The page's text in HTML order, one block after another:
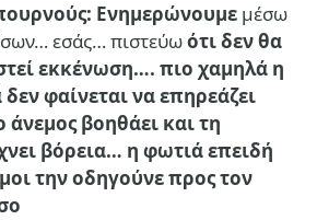
Ενημερώνουμε μέσω
εσάς… πιστεύωότι δεν θα
εκκένωση…. πιο χαμηλά η
φαίνεται να επηρεάζει
άνεμος βοηθάει και τη
βόρεια… η φωτιά επειδή
την οδηγούνε προς τον